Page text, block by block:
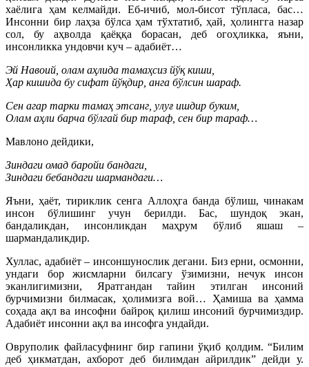
хаёлига ҳам келмайди. Еб-ичиб, мол-бисот тўпласа, бас…
Инсонни бир лаҳза бўлса ҳам тўхтатиб, ҳай, ҳолингга назар
сол, бу аҳволда қаёққа борасан, деб огоҳликка, яъни,
инсонликка ундовчи куч – адабиёт…
Эй Навоий, олам аҳлида тамаҳсиз йўқ киши,
Ҳар кишида бу сифат йўқдир, анга бўлсин шараф.
Сен агар тарки тамаҳ этсанг, улуғ ишдир буким,
Олам аҳли барча бўлгай бир тараф, сен бир тараф…
Мавлоно дейдики,
Зиндаги омад баройи бандаги,
Зиндаги бебандаги шармандаги…
Яъни, ҳаёт, тириклик сенга Аллоҳга банда бўлиш, чинакам
инсон бўлишинг учун берилди. Бас, шундоқ экан,
бандаликдан, инсонликдан маҳрум бўлиб яшаш –
шармандаликдир.
Хуллас, адабиёт – инсоншунослик дегани. Биз ерни, осмонни,
ундаги бор жисмларни билсагу ўзимизни, нечук инсон
эканлигимизни, Яратгандан тайин этилган инсоний
бурчимизни билмасак, ҳолимизга вой… Ҳамиша ва ҳамма
соҳада ақл ва инсофни байроқ қилиш инсоний бурчимиздир.
Адабиёт инсонни ақл ва инсофга ундайди.
Овруполик файласуфнинг бир гапини ўқиб қолдим. “Билим
деб ҳикматдан, ахборот деб билимдан айрилдик” дейди у.